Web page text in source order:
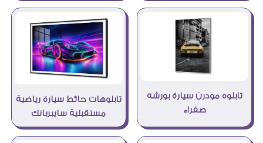
تابلوه مودرن سيارة بورشه
صفراء
تابلوهات حائط سيارة رياضية
مستقبلية سايبربانك